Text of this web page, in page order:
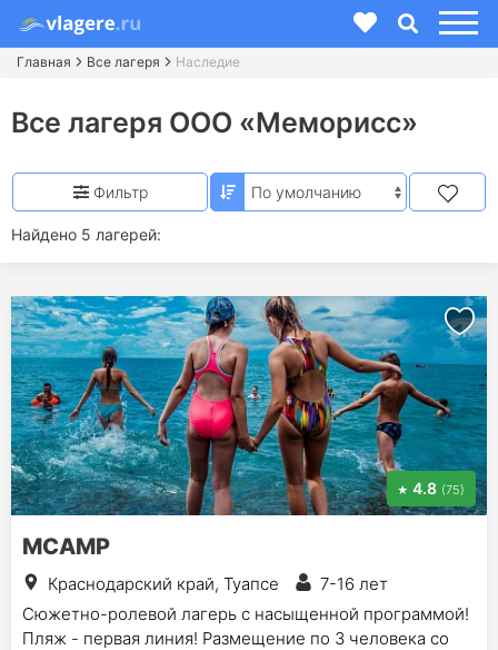
Главная Все лагеря Наследие
Все лагеря ООО «Меморисс»
Найдено 5 лагерей:
Фильтр
4.8 (75)
MCAMP
Краснодарский край, Туапсе
7-16 лет
Сюжетно-ролевой лагерь с насыщенной программой!
Пляж - первая линия! Размещение по 3 человека со